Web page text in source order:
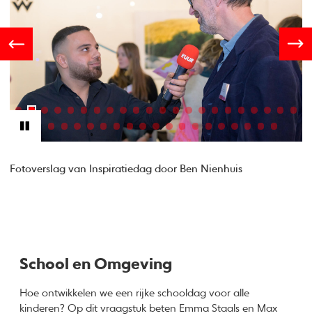
Fotoverslag van Inspiratiedag door Ben Nienhuis
School en Omgeving
Hoe ontwikkelen we een rijke schooldag voor alle
kinderen? Op dit vraagstuk beten Emma Staals en Max